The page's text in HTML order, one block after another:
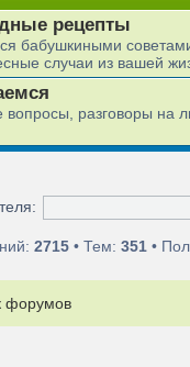
рецепты
бабушкиными
случаи из вашей
разговоры на
2715 • Тем: 351 •
форумов